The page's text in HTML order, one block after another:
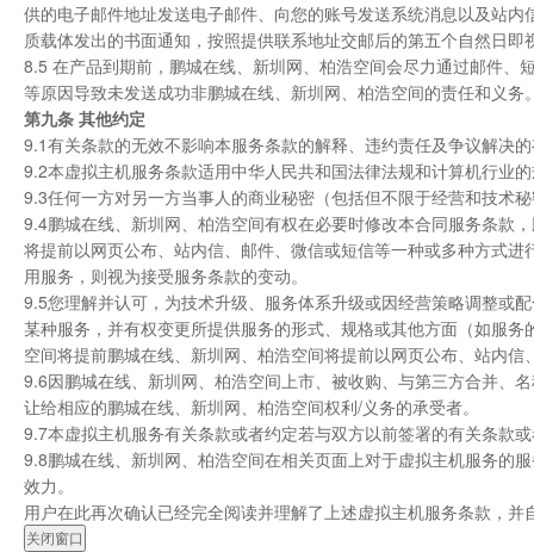
供的电子邮件地址发送电子邮件、向您的账号发送系统消息以及站
质载体发出的书面通知，按照提供联系地址交邮后的第五个自然日即
8.5 在产品到期前，鹏城在线、新圳网、柏浩空间会尽力通过邮件
等原因导致未发送成功非鹏城在线、新圳网、柏浩空间的责任和义
第九条 其他约定
9.1有关条款的无效不影响本服务条款的解释、违约责任及争议解决
9.2本虚拟主机服务条款适用中华人民共和国法律法规和计算机行业
9.3任何一方对另一方当事人的商业秘密（包括但不限于经营和技术
9.4鹏城在线、新圳网、柏浩空间有权在必要时修改本合同服务条款
将提前以网页公布、站内信、邮件、微信或短信等一种或多种方式
用服务，则视为接受服务条款的变动。
9.5您理解并认可，为技术升级、服务体系升级或因经营策略调整或
某种服务，并有权变更所提供服务的形式、规格或其他方面（如服
空间将提前鹏城在线、新圳网、柏浩空间将提前以网页公布、站内
9.6因鹏城在线、新圳网、柏浩空间上市、被收购、与第三方合并、
让给相应的鹏城在线、新圳网、柏浩空间权利/义务的承受者。
9.7本虚拟主机服务有关条款或者约定若与双方以前签署的有关条款
9.8鹏城在线、新圳网、柏浩空间在相关页面上对于虚拟主机服务的
效力。
用户在此再次确认已经完全阅读并理解了上述虚拟主机服务条款，